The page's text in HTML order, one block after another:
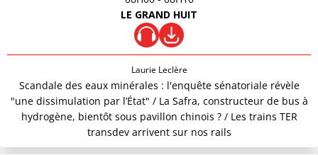
LE GRAND HUIT
Laurie Leclère
Scandale des eaux minérales : l'enquête sénatoriale révèle
"une dissimulation par l’État" / La Safra, constructeur de bus à
hydrogène, bientôt sous pavillon chinois ? / Les trains TER
transdev arrivent sur nos rails